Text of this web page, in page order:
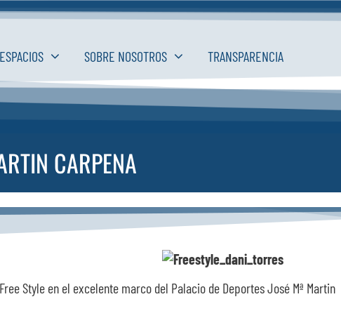
ESPACIOS SOBRE NOSOTROS TRANSPARENCIA
CARPENA
Style en el excelente marco del Palacio de Deportes José Mª Martin